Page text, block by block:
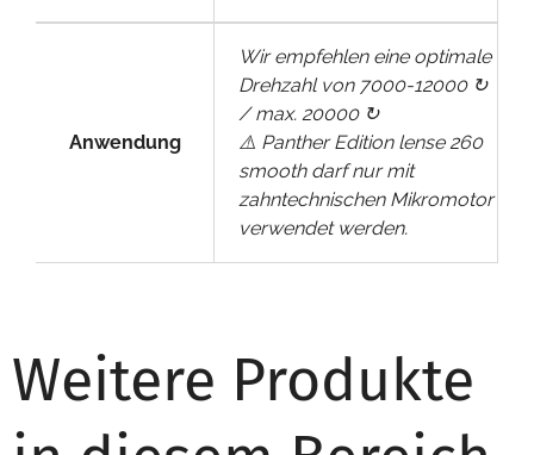
Anwendung
Wir empfehlen eine optimale
Drehzahl von 7000-12000 ↻
/ max. 20000 ↻
⚠️ Panther Edition lense 260
smooth darf nur mit
zahntechnischen Mikromotor
verwendet werden.
Weitere Produkte